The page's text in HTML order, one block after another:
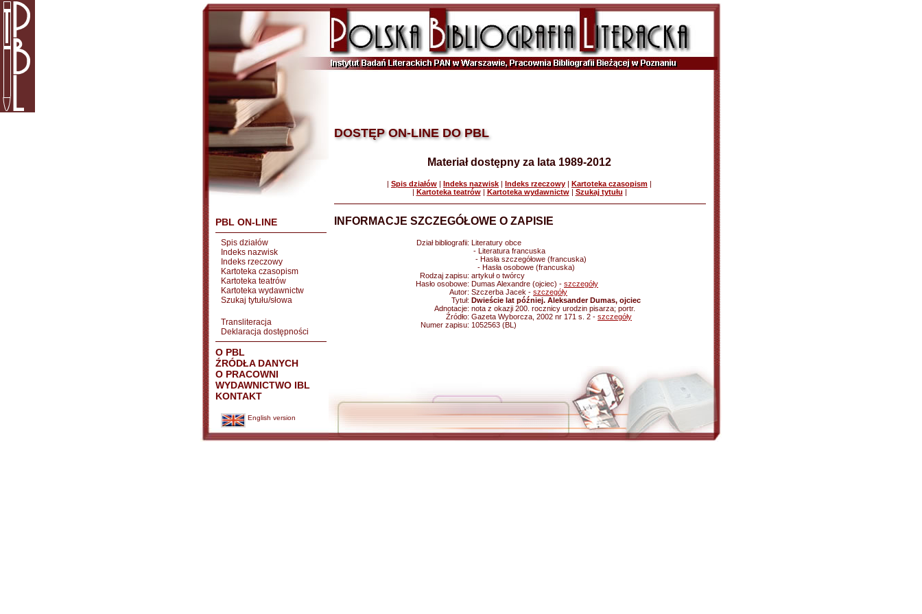
PBL ON-LINE
Spis działów
Indeks nazwisk
Indeks rzeczowy
Kartoteka czasopism
Kartoteka teatrów
Kartoteka wydawnictw
Szukaj tytułu/słowa
Transliteracja
Deklaracja dostępności
O PBL
ŹRÓDŁA DANYCH
O PRACOWNI
WYDAWNICTWO IBL
KONTAKT
English version
DOSTĘP ON-LINE DO PBL
Materiał dostępny za lata 1989-2012
| Spis działów | Indeks nazwisk | Indeks rzeczowy | Kartoteka czasopism |
| Kartoteka teatrów| Kartoteka wydawnictw| Szukaj tytułu |
INFORMACJE SZCZEGÓŁOWE O ZAPISIE
Dział bibliografii: Literatury obce
- Literatura francuska
- Hasła szczegółowe (francuska)
- Hasła osobowe (francuska)
Rodzaj zapisu: artykuł o twórcy
Hasło osobowe: Dumas Alexandre (ojciec) - szczegóły
Autor: Szczerba Jacek - szczegóły
Tytuł: Dwieście lat później. Aleksander Dumas, ojciec
Adnotacje: nota z okazji 200. rocznicy urodzin pisarza; portr.
Źródło: Gazeta Wyborcza, 2002 nr 171 s. 2 - szczegóły
Numer zapisu: 1052563 (BL)